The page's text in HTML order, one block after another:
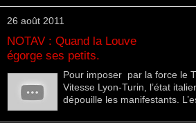
26 août 2011
NOTAV : Quand la Louve
égorge ses petits.
Pour imposer par la force le
Vitesse Lyon-Turin, l’état
dépouille les manifestants.